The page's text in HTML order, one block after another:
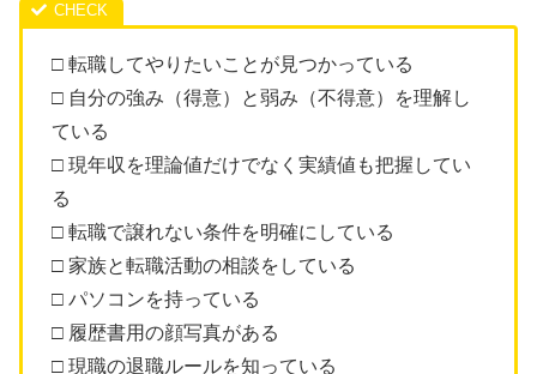
□ 転職してやりたいことが見つかっている
□ 自分の強み（得意）と弱み（不得意）を理解し
ている
□ 現年収を理論値だけでなく実績値も把握してい
る
□ 転職で譲れない条件を明確にしている
□ 家族と転職活動の相談をしている
□ パソコンを持っている
□ 履歴書用の顔写真がある
□ 現職の退職ルールを知っている